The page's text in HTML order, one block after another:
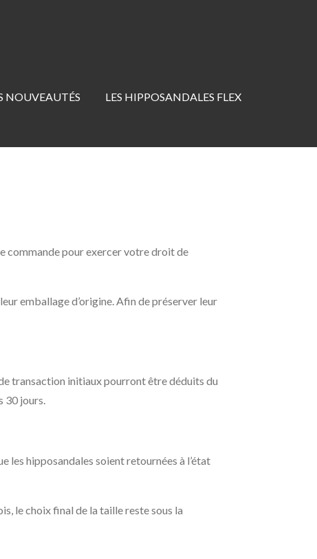
NOUVEAUTÉS LES HIPPOSANDALES FLEX
commande pour exercer votre droit de
emballage d’origine. Afin de préserver leur
transaction initiaux pourront être déduits du
30 jours.
les hipposandales soient retournées à l’état
le choix final de la taille reste sous la